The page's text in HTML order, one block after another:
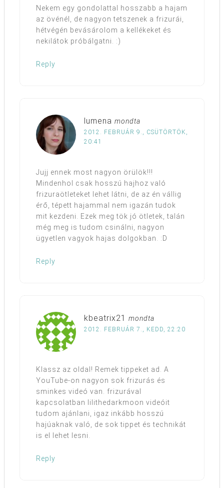
Nekem egy gondolattal hosszabb a hajam
az övénél, de nagyon tetszenek a frizurái,
hétvégén bevásárolom a kellékeket és
nekilátok próbálgatni. :)
Reply
lumena mondta
2012. FEBRUÁR 9., CSÜTÖRTÖK,
20:41
Jujj ennek most nagyon örülök!!!
Mindenhol csak hosszú hajhoz való
frizuraötleteket lehet látni, de az én vállig
érő, tépett hajammal nem igazán tudok
mit kezdeni. Ezek meg tök jó ötletek, talán
még meg is tudom csinálni, nagyon
ügyetlen vagyok hajas dolgokban. :D
Reply
kbeatrix21 mondta
2012. FEBRUÁR 7., KEDD, 22:20
Klassz az oldal! Remek tippeket ad. A
YouTube-on nagyon sok frizurás és
sminkes videó van. frizurával
kapcsolatban lilithedarkmoon videóit
tudom ajánlani, igaz inkább hosszú
hajúaknak való, de sok tippet és technikát
is el lehet lesni.
Reply